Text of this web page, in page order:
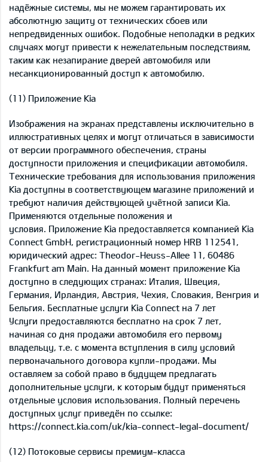
надёжные системы, мы не можем гарантировать их
абсолютную защиту от технических сбоев или
непредвиденных ошибок. Подобные неполадки в редких
случаях могут привести к нежелательным последствиям,
таким как незапирание дверей автомобиля или
несанкционированный доступ к автомобилю.
(11) Приложение Kia
Изображения на экранах представлены исключительно в
иллюстративных целях и могут отличаться в зависимости
от версии программного обеспечения, страны
доступности приложения и спецификации автомобиля.
Технические требования для использования приложения
Kia доступны в соответствующем магазине приложений и
требуют наличия действующей учётной записи Kia.
Применяются отдельные положения и
условия. Приложение Kia предоставляется компанией Kia
Connect GmbH, регистрационный номер HRB 112541,
юридический адрес: Theodor-Heuss-Allee 11, 60486
Frankfurt am Main. На данный момент приложение Kia
доступно в следующих странах: Италия, Швеция,
Германия, Ирландия, Австрия, Чехия, Словакия, Венгрия и
Бельгия. Бесплатные услуги Kia Connect на 7 лет
Услуги предоставляются бесплатно на срок 7 лет,
начиная со дня продажи автомобиля его первому
владельцу, т.е. с момента вступления в силу условий
первоначального договора купли-продажи. Мы
оставляем за собой право в будущем предлагать
дополнительные услуги, к которым будут применяться
отдельные условия использования. Полный перечень
доступных услуг приведён по ссылке:
https://connect.kia.com/uk/kia-connect-legal-document/
(12) Потоковые сервисы премиум-класса